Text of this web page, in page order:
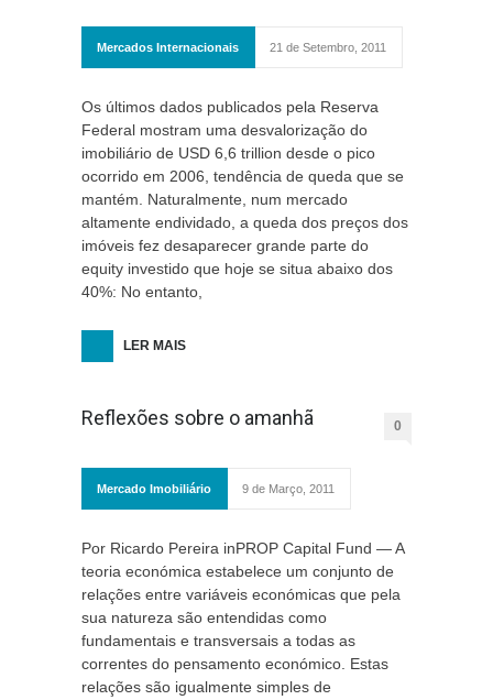
Mercados Internacionais 21 de Setembro, 2011
Os últimos dados publicados pela Reserva
Federal mostram uma desvalorização do
imobiliário de USD 6,6 trillion desde o pico
ocorrido em 2006, tendência de queda que se
mantém. Naturalmente, num mercado
altamente endividado, a queda dos preços dos
imóveis fez desaparecer grande parte do
equity investido que hoje se situa abaixo dos
40%: No entanto,
LER MAIS
Reflexões sobre o amanhã 0
Mercado Imobiliário 9 de Março, 2011
Por Ricardo Pereira inPROP Capital Fund — A
teoria económica estabelece um conjunto de
relações entre variáveis económicas que pela
sua natureza são entendidas como
fundamentais e transversais a todas as
correntes do pensamento económico. Estas
relações são igualmente simples de